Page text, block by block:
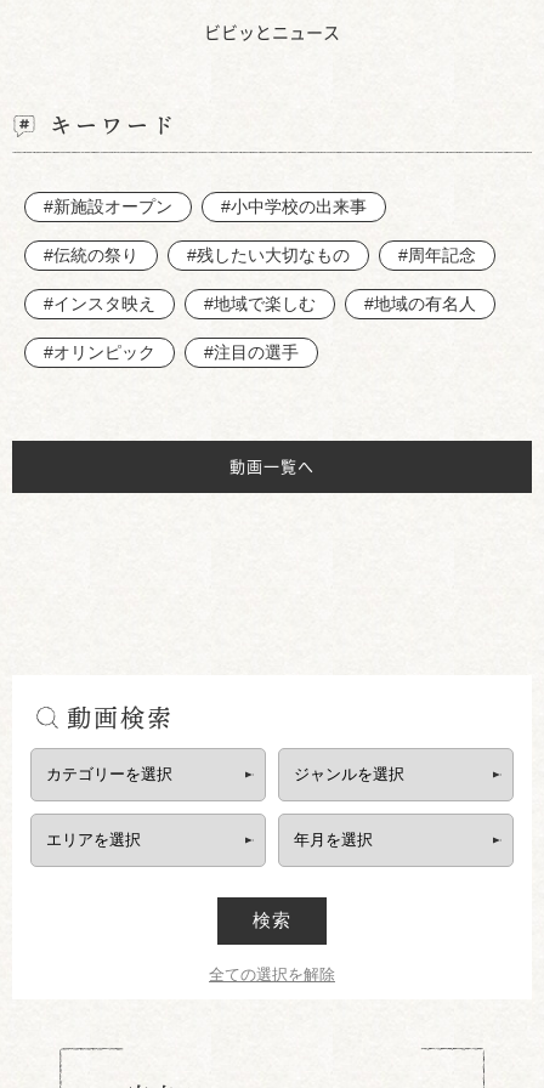
ビビッとニュース
キーワード
#新施設オープン #小中学校の出来事
#伝統の祭り #残したい大切なもの #周年記念
#インスタ映え #地域で楽しむ #地域の有名人
#オリンピック #注目の選手
動画一覧へ
動画検索
検索
全ての選択を解除